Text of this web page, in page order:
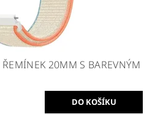
20MM S BAREVNÝM